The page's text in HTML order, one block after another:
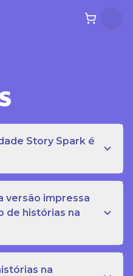
Story Spark é
versão impressa
de histórias na
na